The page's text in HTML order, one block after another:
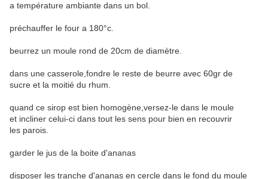
a température ambiante dans un bol.
préchauffer le four a 180°c.
beurrez un moule rond de 20cm de diamètre.
dans une casserole,fondre le reste de beurre avec 60gr de
sucre et la moitié du rhum.
quand ce sirop est bien homogène,versez-le dans le moule
et incliner celui-ci dans tout les sens pour bien en recouvrir
les parois.
garder le jus de la boite d'ananas
disposer les tranche d'ananas en cercle dans le fond du moule